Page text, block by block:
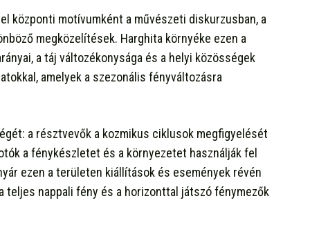
központi motívumként a művészeti diskurzusban, a
megközelítések. Harghita környéke ezen a
a táj változékonysága és a helyi közösségek
amelyek a szezonális fényváltozásra
a résztvevők a kozmikus ciklusok megfigyelését
a fénykészletet és a környezetet használják fel
ezen a területen kiállítások és események révén
teljes nappali fény és a horizonttal játszó fénymezők